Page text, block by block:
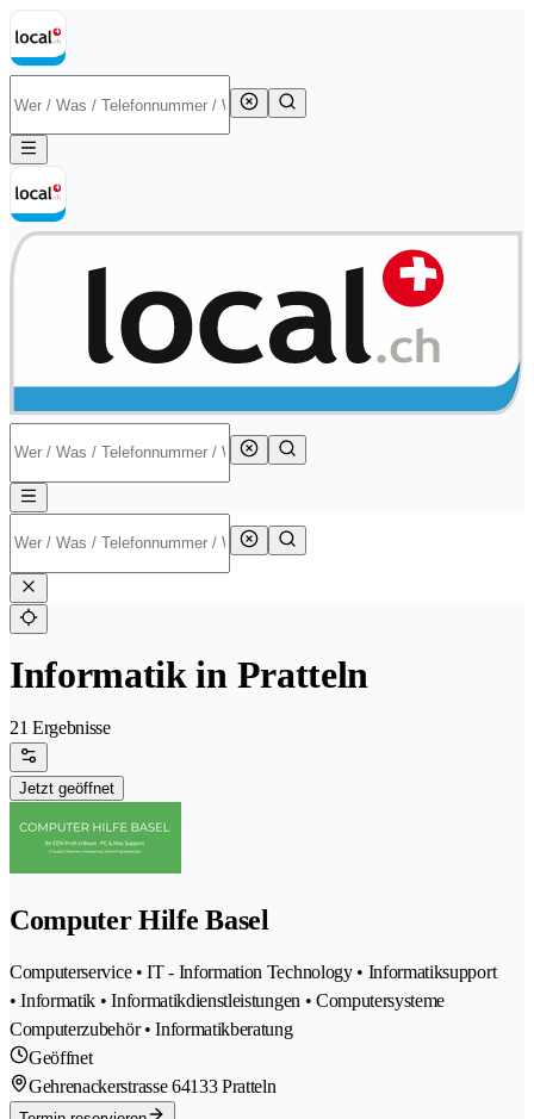
Informatik in Pratteln
21 Ergebnisse
Jetzt geöffnet
Computer Hilfe Basel
Computerservice • IT - Information Technology • Informatiksupport
• Informatik • Informatikdienstleistungen • Computersysteme
Computerzubehör • Informatikberatung
Geöffnet
Gehrenackerstrasse 64133 Pratteln